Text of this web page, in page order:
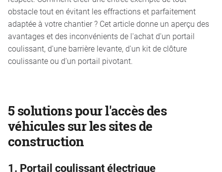
obstacle tout en évitant les effractions et parfaitement
adaptée à votre chantier ? Cet article donne un aperçu des
avantages et des inconvénients de l'achat d'un portail
coulissant, d'une barrière levante, d'un kit de clôture
coulissante ou d'un portail pivotant.
5 solutions pour l'accès des
véhicules sur les sites de
construction
1. Portail coulissant électrique